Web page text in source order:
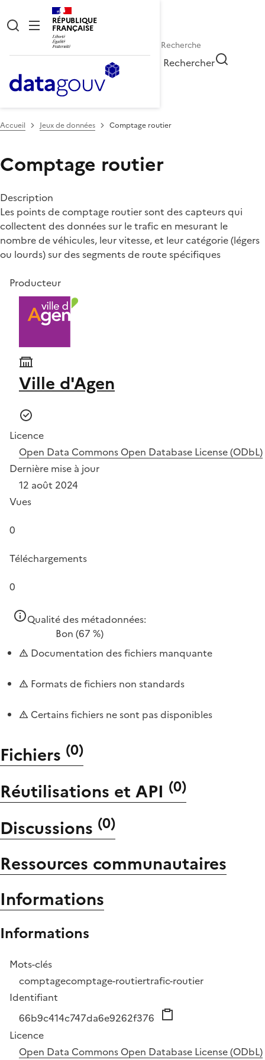
RÉPUBLIQUE
FRANÇAISE
Rechercher
Accueil Jeux de données Comptage routier
Comptage routier
Description
Les points de comptage routier sont des capteurs qui
collectent des données sur le trafic en mesurant le
nombre de véhicules, leur vitesse, et leur catégorie (légers
ou lourds) sur des segments de route spécifiques
Producteur
Ville d'Agen
Licence
Open Data Commons Open Database License (ODbL)
Dernière mise à jour
12 août 2024
Vues
0
Téléchargements
0
Qualité des métadonnées:
Bon (67 %)
Documentation des fichiers manquante
Formats de fichiers non standards
Certains fichiers ne sont pas disponibles
Fichiers (0)
Réutilisations et API (0)
Discussions (0)
Ressources communautaires
Informations
Informations
Mots-clés
comptagecomptage-routiertrafic-routier
Identifiant
66b9c414c747da6e9262f376
Licence
Open Data Commons Open Database License (ODbL)